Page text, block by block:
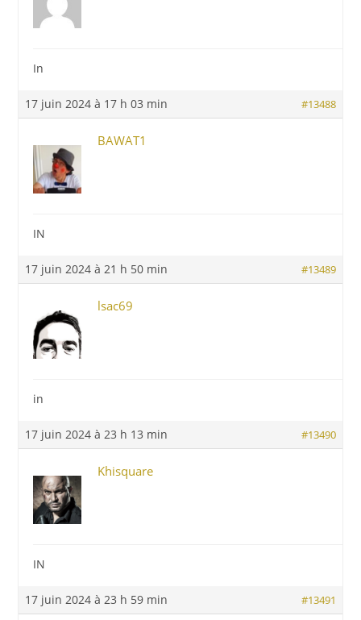
In
17 juin 2024 à 17 h 03 min #13488
BAWAT1
IN
17 juin 2024 à 21 h 50 min #13489
lsac69
in
17 juin 2024 à 23 h 13 min #13490
Khisquare
IN
17 juin 2024 à 23 h 59 min #13491